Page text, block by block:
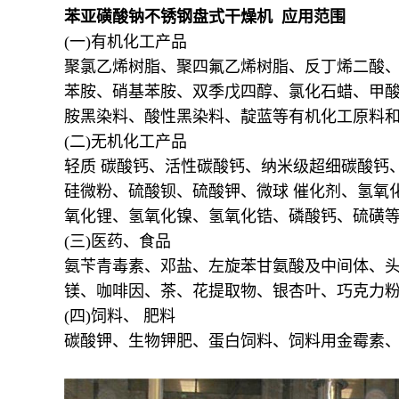
苯亚磺酸钠不锈钢盘式干燥机 应用范围
(一)有机化工产品
聚氯乙烯树脂、聚四氟乙烯树脂、反丁烯二酸
苯胺、硝基苯胺、双季戊四醇、氯化石蜡、甲
胺黑染料、酸性黑染料、靛蓝等有机化工原料
(二)无机化工产品
轻质 碳酸钙、活性碳酸钙、纳米级超细碳酸
硅微粉、硫酸钡、硫酸钾、微球 催化剂、氢
氧化锂、氢氧化镍、氢氧化锆、磷酸钙、硫磺
(三)医药、食品
氨苄青毒素、邓盐、左旋苯甘氨酸及中间体、
镁、咖啡因、茶、花提取物、银杏叶、巧克力
(四)饲料、 肥料
碳酸钾、生物钾肥、蛋白饲料、饲料用金霉素